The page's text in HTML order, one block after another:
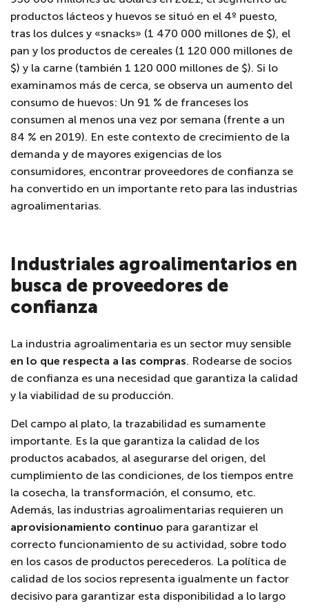
productos lácteos y huevos se situó en el 4º puesto,
tras los dulces y «snacks» (1 470 000 millones de $), el
pan y los productos de cereales (1 120 000 millones de
$) y la carne (también 1 120 000 millones de $). Si lo
examinamos más de cerca, se observa un aumento del
consumo de huevos: Un 91 % de franceses los
consumen al menos una vez por semana (frente a un
84 % en 2019). En este contexto de crecimiento de la
demanda y de mayores exigencias de los
consumidores, encontrar proveedores de confianza se
ha convertido en un importante reto para las industrias
agroalimentarias.
Industriales agroalimentarios en
busca de proveedores de
confianza
La industria agroalimentaria es un sector muy sensible
en lo que respecta a las compras. Rodearse de socios
de confianza es una necesidad que garantiza la calidad
y la viabilidad de su producción.
Del campo al plato, la trazabilidad es sumamente
importante. Es la que garantiza la calidad de los
productos acabados, al asegurarse del origen, del
cumplimiento de las condiciones, de los tiempos entre
la cosecha, la transformación, el consumo, etc.
Además, las industrias agroalimentarias requieren un
aprovisionamiento continuo para garantizar el
correcto funcionamiento de su actividad, sobre todo
en los casos de productos perecederos. La política de
calidad de los socios representa igualmente un factor
decisivo para garantizar esta disponibilidad a lo largo